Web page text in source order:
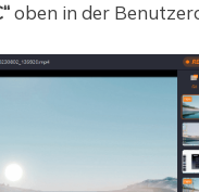
oben in der